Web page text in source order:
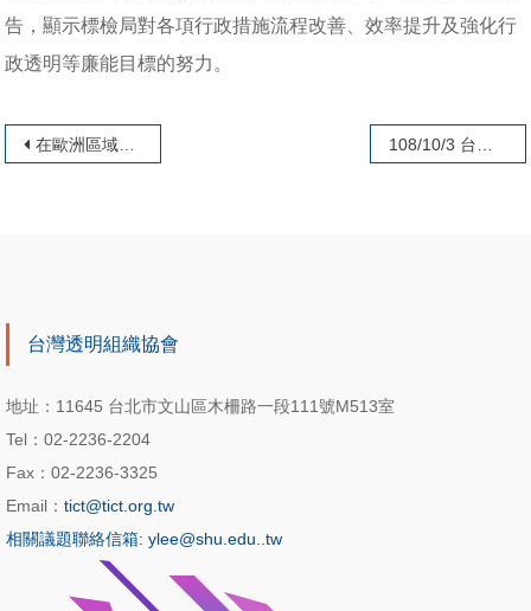
告，顯示標檢局對各項行政措施流程改善、效率提升及強化行
政透明等廉能目標的努力。
文章導覽
在歐洲區域和城市週活動中展示了屢獲殊榮的廉潔公約 108/10/3 台中市政府結合中部9縣市、TI本會等共同舉辦「2019廉能政府、透明台灣國際交流系列活動」
台灣透明組織協會
地址：11645 台北市文山區木柵路一段111號M513室
Tel：02-2236-2204
Fax：02-2236-3325
Email： tict@tict.org.tw
相關議題聯絡信箱: ylee@shu.edu..tw